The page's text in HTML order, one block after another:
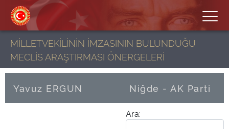
MİLLETVEKİLİNİN İMZASININ BULUNDUĞU
MECLİS ARAŞTIRMASI ÖNERGELERİ
Yavuz ERGUN Niğde - AK Parti
Ara: